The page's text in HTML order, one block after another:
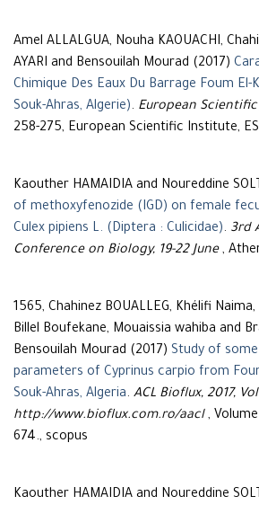
Amel ALLALGUA, Nouha KAOUACHI,
AYARI and Bensouilah Mourad (2017)
Chimique Des Eaux Du Barrage Foum El-
. European Scientific
258-275, European Scientific Institute,
Kaouther HAMAIDIA and Noureddine
of methoxyfenozide (IGD) on female
Culex pipiens L. (Diptera : Culicidae). 3rd
Conference on Biology, 19-22 June,
1565, Chahinez BOUALLEG, Khélifi
Billel Boufekane, Mouaissia wahiba and
Bensouilah Mourad (2017) Study of
parameters of Cyprinus carpio from
Souk-Ahras, Algeria. ACL Bioflux, 2017,
http://www.bioflux.com.ro/aacl,
674., scopus
Kaouther HAMAIDIA and Noureddine